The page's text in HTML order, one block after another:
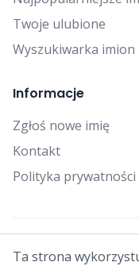
Twoje ulubione
Wyszukiwarka imion
Informacje
Zgłoś nowe imię
Kontakt
Polityka prywatności
© 2025 Falcon
Ta strona